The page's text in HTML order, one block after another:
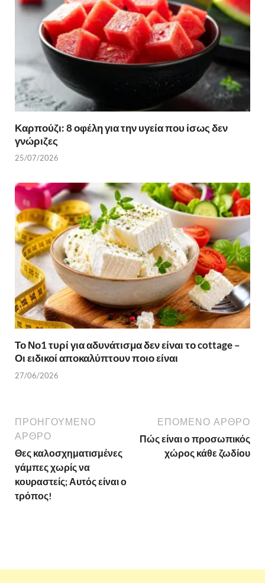
Καρπούζι: 8 οφέλη για την υγεία που ίσως δεν
γνώριζες
25/07/2026
Το Νο1 τυρί για αδυνάτισμα δεν είναι το cottage –
Οι ειδικοί αποκαλύπτουν ποιο είναι
27/06/2026
ΠΡΟΗΓΟΎΜΕΝΟ
ΆΡΘΡΟ
Θες καλοσχηματισμένες
γάμπες χωρίς να
κουραστείς; Αυτός είναι ο
τρόπος!
ΕΠΌΜΕΝΟ ΆΡΘΡΟ
Πώς είναι ο προσωπικός
χώρος κάθε ζωδίου